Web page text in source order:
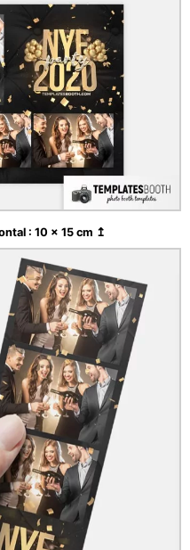
: 10 x 15 cm ↥